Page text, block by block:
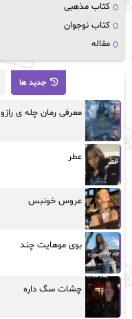
کتاب مذهبی
کتاب نوجوان
مقاله
جدید ها
معرفی رمان چله ی
عطر
عروس خونبس
بوی موهایت چند
چشات سگ داره